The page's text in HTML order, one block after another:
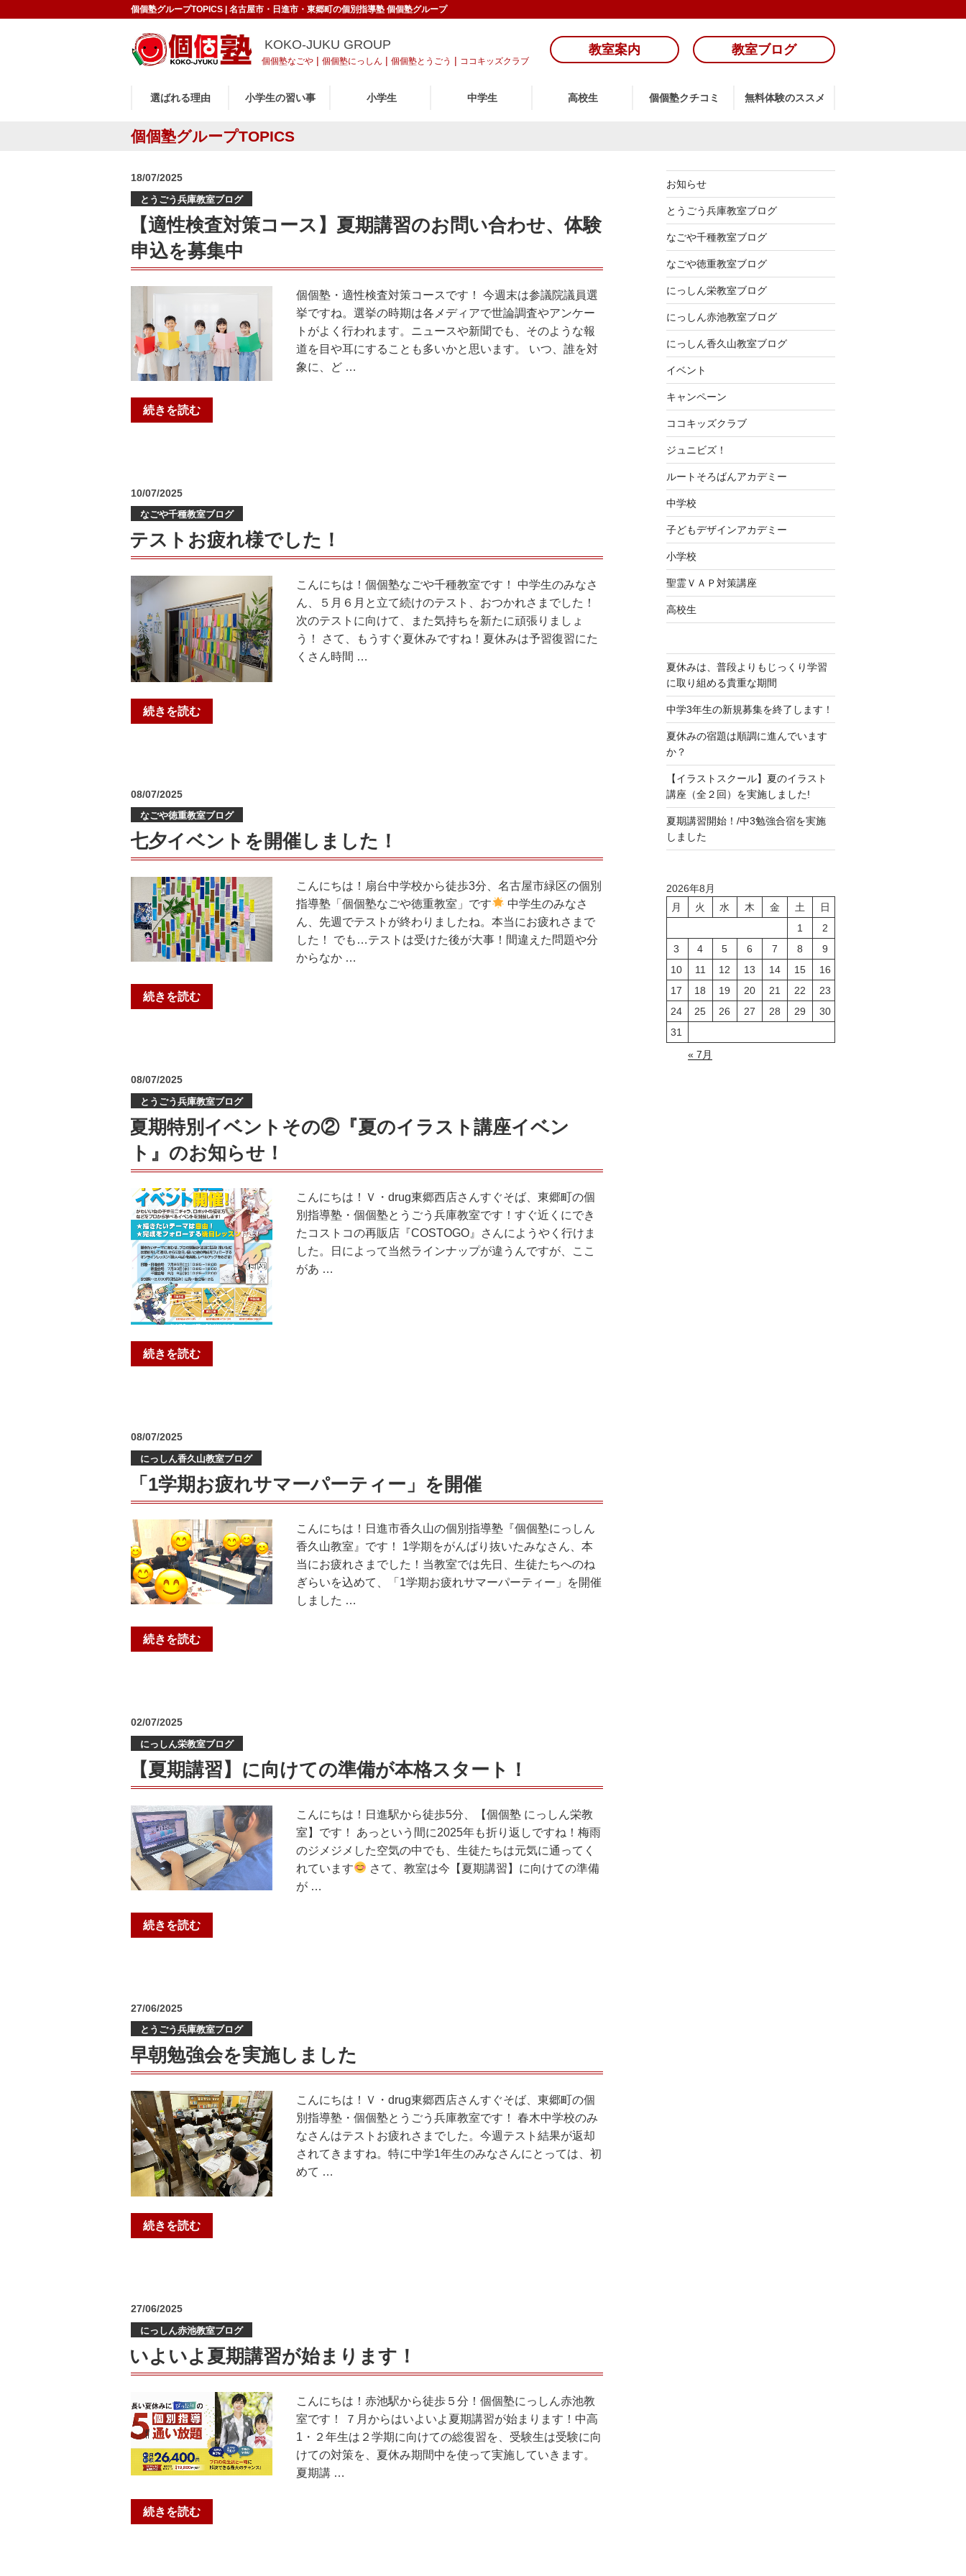
個個塾グループTOPICS | 名古屋市・日進市・東郷町の個別指導塾 個個塾グループ
KOKO-JUKU GROUP
個個塾なごや | 個個塾にっしん | 個個塾とうごう | ココキッズクラブ
教室案内 教室ブログ
選ばれる理由 小学生の習い事 小学生 中学生 高校生 個個塾クチコミ 無料体験のススメ
個個塾グループTOPICS
投
18/07/2025
とうごう兵庫教室ブログ
【適性検査対策コース】夏期講習のお問い合わせ、体験
申込を募集中
個個塾・適性検査対策コースです！ 今週末は参議院議員選
挙ですね。選挙の時期は各メディアで世論調査やアンケー
トがよく行われます。ニュースや新聞でも、そのような報
道を目や耳にすることも多いかと思います。 いつ、誰を対
象に、ど …
“【適
策
コ
ー
期
習
の
お
問
い
合
申
込
を
募
集
中”
の
続きを読む
投
10/07/2025
なごや千種教室ブログ
テストお疲れ様でした！
こんにちは！個個塾なごや千種教室です！ 中学生のみなさ
ん、５月６月と立て続けのテスト、おつかれさまでした！
次のテストに向けて、また気持ちを新たに頑張りましょ
う！ さて、もうすぐ夏休みですね！夏休みは予習復習にた
くさん時間 …
“テ
れ
様
で
の
続きを読む
投
08/07/2025
なごや徳重教室ブログ
七夕イベントを開催しました！
こんにちは！扇台中学校から徒歩3分、名古屋市緑区の個別
指導塾「個個塾なごや徳重教室」です
中学生のみなさ
ん、先週でテストが終わりましたね。本当にお疲れさまで
した！ でも…テストは受けた後が大事！間違えた問題や分
からなか …
“七
ト
を
開
催
し
ま
し
た！”
の
続きを読む
投
08/07/2025
とうごう兵庫教室ブログ
夏期特別イベントその②『夏のイラスト講座イベン
ト』のお知らせ！
こんにちは！Ｖ・drug東郷西店さんすぐそば、東郷町の個
別指導塾・個個塾とうごう兵庫教室です！すぐ近くにでき
たコストコの再販店『COSTOGO』さんにようやく行けま
した。日によって当然ラインナップが違うんですが、ここ
があ …
“夏
ベ
ン
ト
②『夏
イ
ラ
ス
講
の
お
知
せ！”
の
続きを読む
投
08/07/2025
にっしん香久山教室ブログ
「1学期お疲れサマーパーティー」を開催
こんにちは！日進市香久山の個別指導塾『個個塾にっしん
香久山教室』です！ 1学期をがんばり抜いたみなさん、本
当にお疲れさまでした！当教室では先日、生徒たちへのね
ぎらいを込めて、「1学期お疲れサマーパーティー」を開催
しました …
“「1
れ
サ
マ
ー
ー
テ
ィ
ー」
を
催”
続きを読む
投
02/07/2025
にっしん栄教室ブログ
【夏期講習】に向けての準備が本格スタート！
こんにちは！日進駅から徒歩5分、【個個塾 にっしん栄教
室】です！ あっという間に2025年も折り返しですね！梅雨
のジメジメした空気の中でも、生徒たちは元気に通ってく
れています
さて、教室は今【夏期講習】に向けての準備
が …
“【夏
向
け
て
の
備
が
本
格
ス
タ
ー
ト！”
続きを読む
投
27/06/2025
とうごう兵庫教室ブログ
早朝勉強会を実施しました
こんにちは！Ｖ・drug東郷西店さんすぐそば、東郷町の個
別指導塾・個個塾とうごう兵庫教室です！ 春木中学校のみ
なさんはテストお疲れさまでした。今週テスト結果が返却
されてきますね。特に中学1年生のみなさんにとっては、初
めて …
“早
を
実
施
し
し
た”
の
続きを読む
投
27/06/2025
にっしん赤池教室ブログ
いよいよ夏期講習が始まります！
こんにちは！赤池駅から徒歩５分！個個塾にっしん赤池教
室です！ ７月からはいよいよ夏期講習が始まります！中高
1・２年生は２学期に向けての総復習を、受験生は受験に向
けての対策を、夏休み期間中を使って実施していきます。
夏期講 …
“い
続きを読む
お知らせ
とうごう兵庫教室ブログ
なごや千種教室ブログ
なごや徳重教室ブログ
にっしん栄教室ブログ
にっしん赤池教室ブログ
にっしん香久山教室ブログ
イベント
キャンペーン
ココキッズクラブ
ジュニビズ！
ルートそろばんアカデミー
中学校
子どもデザインアカデミー
小学校
聖霊ＶＡＰ対策講座
高校生
夏休みは、普段よりもじっくり学習
に取り組める貴重な期間
中学3年生の新規募集を終了します！
夏休みの宿題は順調に進んでいます
か？
【イラストスクール】夏のイラスト
講座（全２回）を実施しました!
夏期講習開始！/中3勉強合宿を実施
しました
2026年8月
月
火 水 木 金 土
日
1
2
3
4 5 6 7 8
9
10
11 12 13 14 15
16
17
18 19 20 21 22
23
24
25 26 27 28 29
30
31
« 7月